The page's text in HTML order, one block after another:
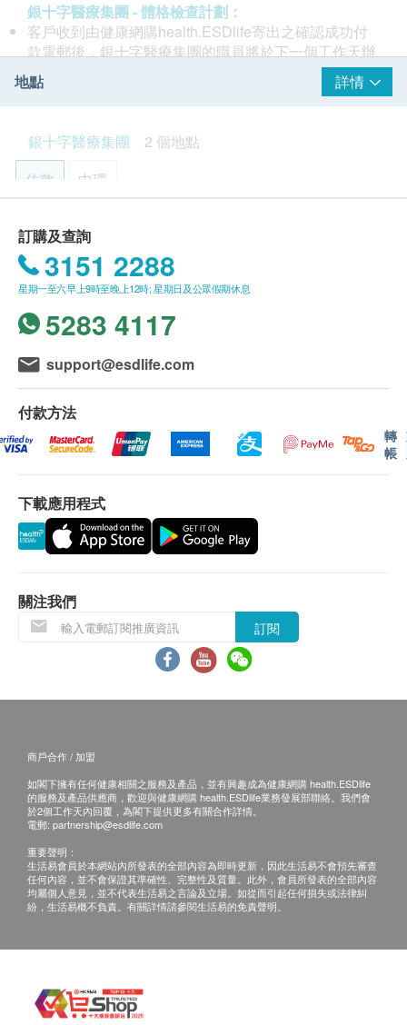
部設於香港，並於國內設有醫療網絡。集團組織分為醫
療服務部，健康服務部，資訊及教育部，以及銀十字健
康會會員服務部。
集團的專業醫療網絡提供全面醫療及健康服務包括：普
通科及各專科門診服務，如家庭科醫生、骨科專科、心
臟科專科、麻醉科及痛症治療、婦產科及兒科、皮膚科
及整形外科、物理及康復治 療、胸肺專科、心理及行為
檢查及各項預防性健康檢查等。
除了本地的醫療服務外，憑藉集團的專業醫療網絡，我
們更致力於為長期逗留在中國境內工作的香港及外藉人
士提供跨境醫療支援服務，包括中港及國際緊急醫療支
援，各項專家及專科轉介服務等。
銀十字醫療集團 - 體格檢查計劃：
客戶收到由健康網購health.ESDlife寄出之確認成功付
款電郵後，銀十字醫療集團的職員將於下一個工作天辦
公時間內，致電客戶預約身體檢查的時間及地點。
本身體檢查計劃有效期為一年，客戶必須於一年內 (由
確認付款日期起計) 接受有關檢查，否則逾期作廢
在一般情況下，健康報告將於驗身後七個工作天
訂購一經確認，不設退款
如有爭議，健康網購health.ESDlife保留最後決定權
碼 18974499-000-03-06-6)
免責聲明：
所有健康檢查/服務並非作為醫務診斷或治療用途。當閣
下身體健康出現任何疾病徵兆時，應立即諮詢有認可資
格的醫生，作出診斷及治療。
health.ESDlife】並沒有經營或提供本服務/產品。有關
此服務/產品的錯漏或延誤，或因使用此服務/產品而引
致的損失、損害、受傷或法律訴訟，健康網購
health.ESDlife概不負責。一切有關的索償或查詢，須
向提供服務之體檢中心或商戶提出。
診所地址：
佐敦
九龍佐敦道23-29號新寶廣場19樓電話: 2850 6986
星期一至五: 上午十時至下午一時；下午三時至七時
星期日及公眾假期休息
指定化驗所：
九龍佐敦彌敦道嘉賓商業大廈14樓
地點 詳情
銀十字醫療集團
2 個地點
佐敦
中環
九龍佐敦道23-29號新寶廣場19樓 (佐敦地鐵站樓上)
顯示地圖
星期一至五︰10:00a.m. – 1:00p.m.; 3:00p.m. – 7:00p.m.
星期六︰10:00a.m. – 2:00p.m.
星期日及公眾假期︰休息
訂購及查詢
3151 2288
星期一至六早上9時至晚上12時; 星期日及公眾假期休息
5283 4117
support@esdlife.com
付款方法
轉
帳
下載應用程式
關注我們
訂閱
商戶合作 / 加盟
如閣下擁有任何健康相關之服務及產品，並有興趣成為健康網購 health.ESDlife
的服務及產品供應商，歡迎與健康網購 health.ESDlife業務發展部聯絡。我們會
於2個工作天內回覆，為閣下提供更多有關合作詳情。
電郵: partnership@esdlife.com
重要聲明：
生活易會員於本網站內所發表的全部內容為即時更新，因此生活易不會預先審查
任何內容，並不會保證其準確性、完整性及質量。此外，會員所發表的全部內容
均屬個人意見，並不代表生活易之言論及立場。如從而引起任何損失或法律糾
紛，生活易概不負責。有關詳情請參閱生活易的免責聲明。